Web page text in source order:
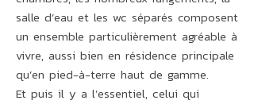
salle d’eau et les wc séparés composent
un ensemble particulièrement agréable à
vivre, aussi bien en résidence principale
qu’en pied-à-terre haut de gamme.
Et puis il y a l’essentiel, celui qui